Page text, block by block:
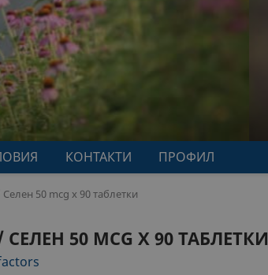
КОНТАКТИ ПРОФИЛ
50 mcg х 90 таблетки
СЕЛЕН 50 MCG Х 90 ТАБЛЕТКИ